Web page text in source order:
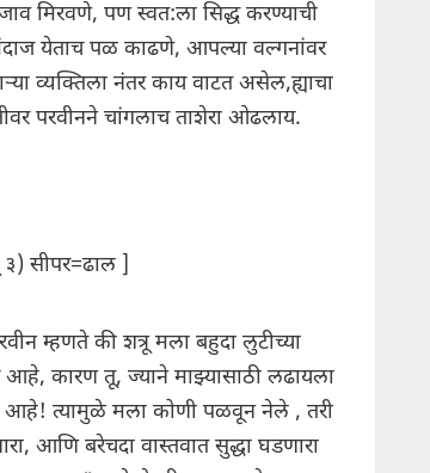
मिरवणे, पण स्वत:ला सिद्ध करण्याची
येताच पळ काढणे, आपल्या वल्गनांवर
व्यक्तिला नंतर काय वाटत असेल,ह्याचा
परवीनने चांगलाच ताशेरा ओढलाय.
सीपर=ढाल ]
म्हणते की शत्रू मला बहुदा लुटीच्या
कारण तू, ज्याने माझ्यासाठी लढायला
आहे! त्यामुळे मला कोणी पळवून नेले , तरी
आणि बरेचदा वास्तवात सुद्धा घडणारा